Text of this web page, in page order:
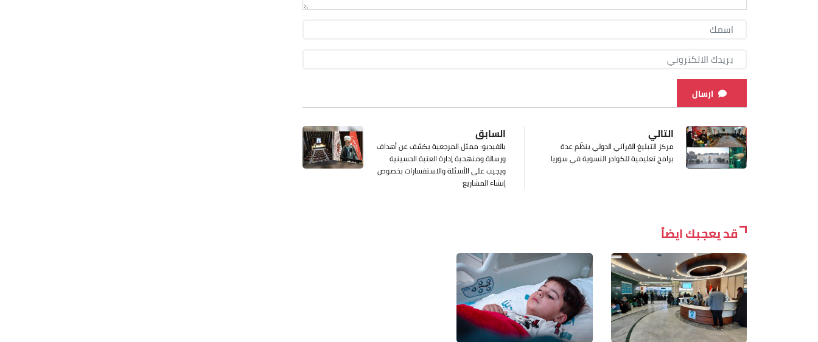
ارسال
السابق
بالفيديو: ممثل المرجعية يكشف عن أهداف
ورسالة ومنهجية إدارة العتبة الحسينية
ويجيب على الأسئلة والاستفسارات بخصوص
إنشاء المشاريع
التالي
مركز التبليغ القرآني الدولي ينظّم عدة
برامج تعليمية للكوادر النسوية في سوريا
قد يعجبك ايضاً